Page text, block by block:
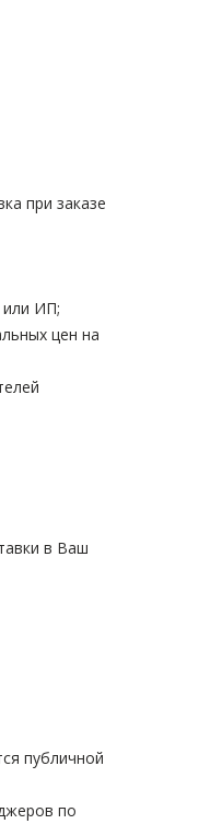
при заказе
ИП;
цен на
в Ваш
публичной
по